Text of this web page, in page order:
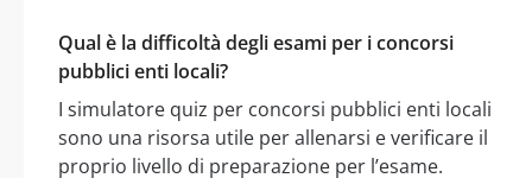
Qual è la difficoltà degli esami per i concorsi
pubblici enti locali?
I simulatore quiz per concorsi pubblici enti locali
sono una risorsa utile per allenarsi e verificare il
proprio livello di preparazione per l’esame.